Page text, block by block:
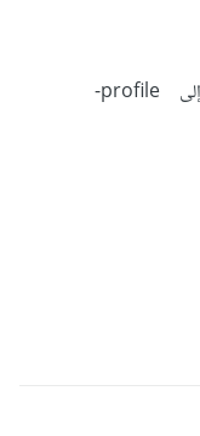
profile.php?u=الإستعلام اوريد التعديل إلى profile-